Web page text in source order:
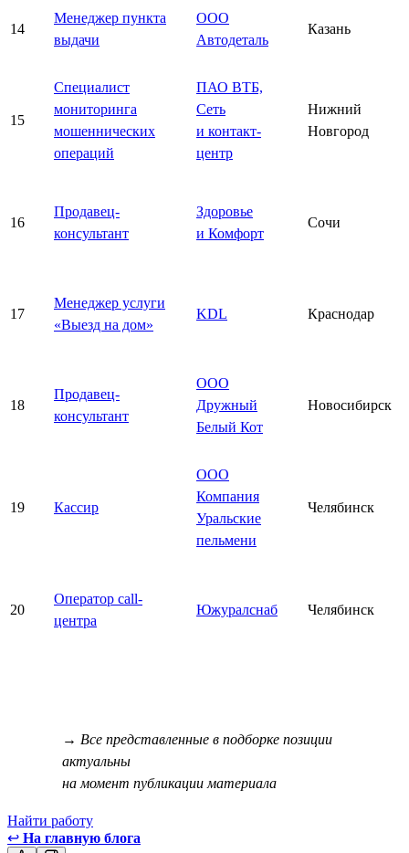
14
Менеджер пункта
выдачи
ООО
Автодеталь
Казань
15
Специалист
мониторинга
мошеннических
операций
ПАО ВТБ,
Сеть
и контакт-
центр
Нижний
Новгород
16
Продавец-
консультант
Здоровье
и Комфорт
Сочи
17
Менеджер услуги
«Выезд на дом»
KDL Краснодар
18
Продавец-
консультант
ООО
Дружный
Белый Кот
Новосибирск
19 Кассир
ООО
Компания
Уральские
пельмени
Челябинск
20
Оператор call-
центра
Южуралснаб Челябинск
→ Все представленные в подборке позиции
актуальны
на момент публикации материала
Найти работу
↩ На главную блога